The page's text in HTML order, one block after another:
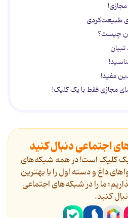
چیست؟
مفید!
مجازی فقط با یک کلیک!
اجتماعی دنبال کنید
یک کلیک است! در همه شبکه‌های
داغ و دسته اول را با بهترین
ما را در شبکه‌های اجتماعی
کنید.